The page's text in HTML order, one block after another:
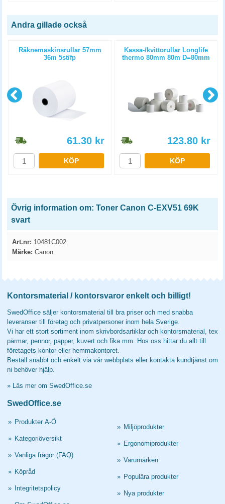
Andra gillade också
Räknemaskinsrullar 57mm
36m 5st/fp
61.30 kr
KÖP
Kassa-/kvittorullar Longlife
thermo 80mm 80m D=80mm
123.80 kr
KÖP
Övrig information om: Toner Canon C-EXV51 69K
svart
Art.nr: 10481C002
Märke: Canon
Kontorsmaterial / kontorsvaror enkelt och billigt!
SwedOffice säljer kontorsmaterial till bra priser och med snabba
leveranser till företag och privatpersoner inom hela Sverige.
Vi har ett stort sortiment inom skrivbordsartiklar och kontorsmaterial, tex
pärmar, pennor, papper, kuvert och fika mm. Hos oss hittar du allt till
företagets kontor eller hemmakontoret.
Beställ snabbt och enkelt via vår webbplats eller kontakta kundtjänst om
ni behöver hjälp.
» Läs mer om SwedOffice.se
SwedOffice.se
» Produkter A-Ö
» Kategoriöversikt
» Vanliga frågor (FAQ)
» Köpråd
» Integritetspolicy
» Miljöprodukter
» Ergonomiprodukter
» Varumärken
» Populära produkter
» Nya produkter